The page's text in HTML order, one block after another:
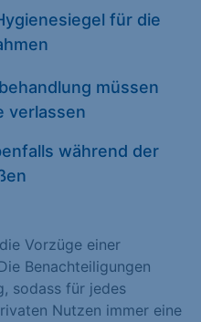
für die
müssen
verlassen
während der
Vorzüge einer
Benachteiligungen
sodass für jedes
Nutzen immer eine
Speichern
der Website erforderlich.
anonym. Diese
wie unsere Besucher
erfassen Informationen